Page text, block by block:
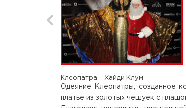
Клеопатра - Хайди Клум
Одеяние Клеопатры, созданное
платье из золотых чешуек с